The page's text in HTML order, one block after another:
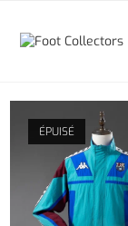
ÉPUISÉ